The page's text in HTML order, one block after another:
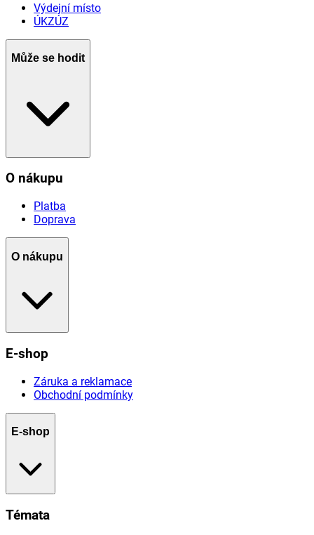
Výdejní místo
ÚKZÚZ
Může se hodit
O nákupu
Platba
Doprava
O nákupu
E-shop
Záruka a reklamace
Obchodní podmínky
E-shop
Témata